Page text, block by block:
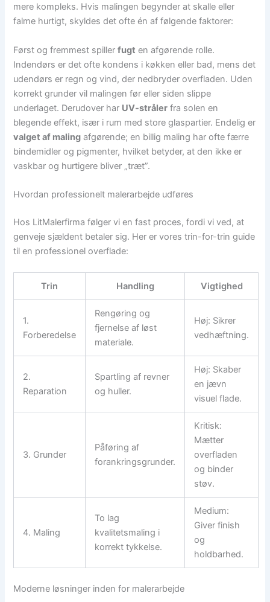
mere kompleks. Hvis malingen begynder at skalle eller
falme hurtigt, skyldes det ofte én af følgende faktorer:
Først og fremmest spillerfugt en afgørende rolle.
Indendørs er det ofte kondens i køkken eller bad, mens det
udendørs er regn og vind, der nedbryder overfladen. Uden
korrekt grunder vil malingen før eller siden slippe
underlaget. Derudover har UV-stråler fra solen en
blegende effekt, især i rum med store glaspartier. Endelig er
valget af maling afgørende; en billig maling har ofte færre
bindemidler og pigmenter, hvilket betyder, at den ikke er
vaskbar og hurtigere bliver „træt”.
Hvordan professionelt malerarbejde udføres
Hos LitMalerfirma følger vi en fast proces, fordi vi ved, at
genveje sjældent betaler sig. Her er vores trin-for-trin guide
til en professionel overflade:
Trin Handling Vigtighed
1.
Forberedelse
Rengøring og
fjernelse af løst
materiale.
Høj: Sikrer
vedhæftning.
2.
Reparation
Spartling af revner
og huller.
Høj: Skaber
en jævn
visuel flade.
3. Grunder
Påføring af
forankringsgrunder.
Kritisk:
Mætter
overfladen
og binder
støv.
4. Maling
To lag
kvalitetsmaling i
korrekt tykkelse.
Medium:
Giver finish
og
holdbarhed.
Moderne løsninger inden for malerarbejde